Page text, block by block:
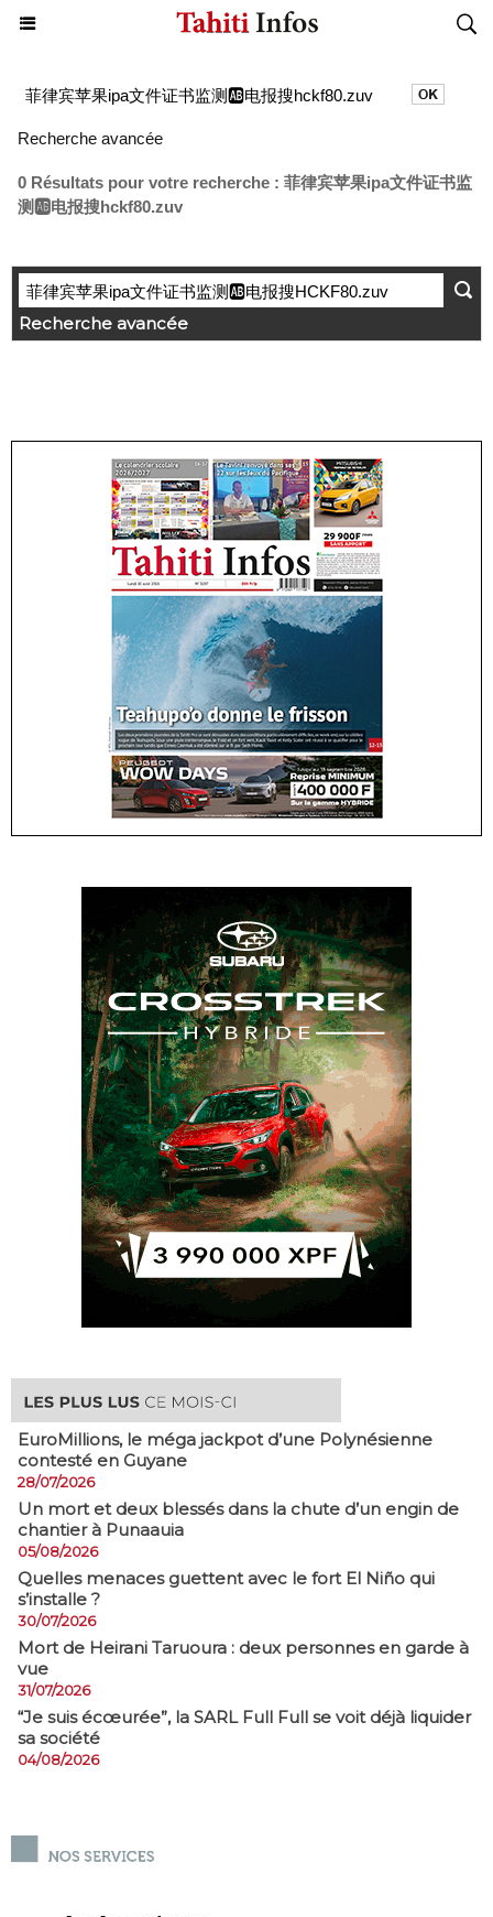
Recherche avancée
0 Résultats pour votre recherche : 菲律宾苹果ipa文件证书监
测🆎电报搜hckf80.zuv
Recherche avancée
EuroMillions, ​le méga jackpot d’une Polynésienne
contesté en Guyane
28/07/2026
​Un mort et deux blessés dans la chute d’un engin de
chantier à Punaauia
05/08/2026
Quelles menaces guettent avec le fort El Niño qui
s’installe ?
30/07/2026
Mort de Heirani Taruoura : deux personnes en garde à
vue
31/07/2026
​“Je suis écœurée”, la SARL Full Full se voit déjà liquider
sa société
04/08/2026